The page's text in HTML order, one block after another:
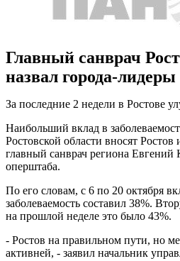
Главный санврач
назвал города-
За последние 2 недели в Ростове
Наибольший вклад в
Ростовской области вносят
главный санврач региона Евгений
оперштаба.
По его словам, с 6 по 20 октября
заболеваемость составил 38%.
на прошлой неделе это было 43%.
- Ростов на правильном пути, но
активней, - заявил начальник